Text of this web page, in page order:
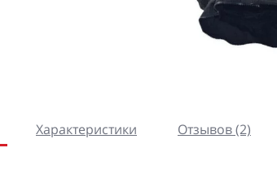
Характеристики Отзывов (2)